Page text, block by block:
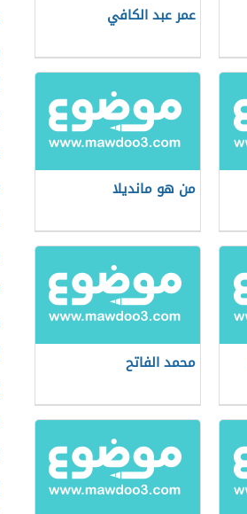
عمر عبد الكافي
من هو مانديلا
محمد الفاتح